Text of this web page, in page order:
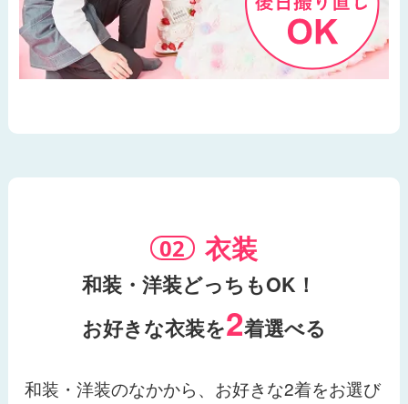
衣装
和装・洋装どっちもOK！
お好きな衣装を2着選べる
和装・洋装のなかから、お好きな2着をお選び